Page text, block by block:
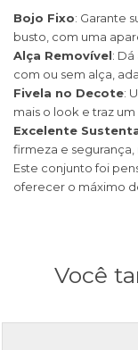
Bojo Fixo: Garante
busto, com uma
Alça Removível:
com ou sem alça,
Fivela no Decote:
mais o look e traz
Excelente
firmeza e
Este conjunto foi
oferecer o máximo
Você